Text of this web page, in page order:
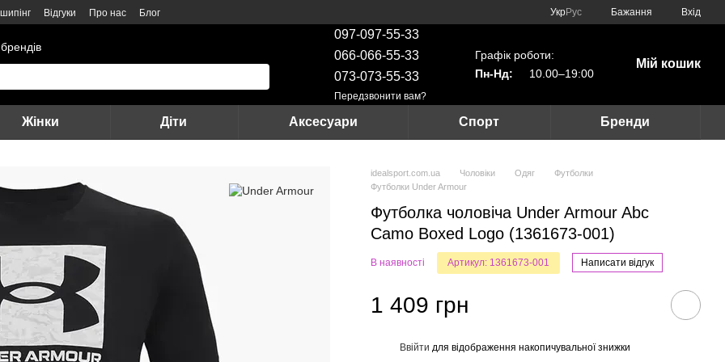
Відгуки Про нас Блог УкрРус Бажання Вхід
097-097-55-33
066-066-55-33
073-073-55-33
Передзвонити вам?
Графік роботи:
Пн-Нд:
10.00–19:00
Мій кошик
Жінки Діти Аксесуари Спорт Бренди
idealsport.com.ua Чоловіки Одяг
Футболки
Футболки Under Armour
Футболка чоловіча Under Armour Abc
Camo Boxed Logo (1361673-001)
В наявності Артикул: 1361673-001 Написати відгук
1 409 грн
Ввійти для відображення накопичувальної знижки